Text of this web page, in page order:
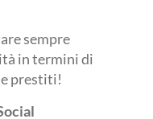
sempre
in termini di
prestiti!